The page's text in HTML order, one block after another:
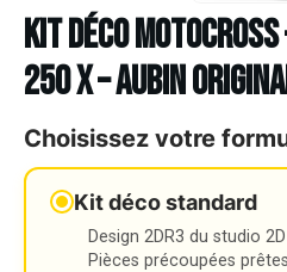
Kit déco Motocross –
250 X – AUBIN
Choisissez votre
Kit déco standard
Design 2DR3 du studio
Pièces précoupées